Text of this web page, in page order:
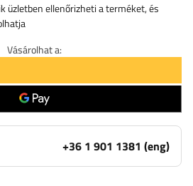
üzletben ellenőrizheti a terméket, és
Vásárolhat a:
+36 1 901 1381 (eng)